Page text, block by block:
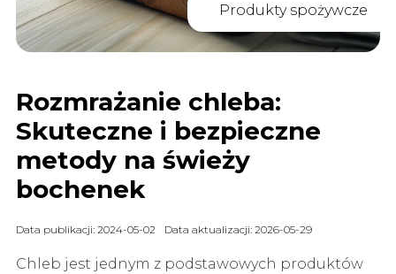
Produkty spożywcze
Rozmrażanie chleba:
Skuteczne i bezpieczne
metody na świeży
bochenek
Data publikacji: 2024-05-02 Data aktualizacji: 2026-05-29
Chleb jest jednym z podstawowych produktów